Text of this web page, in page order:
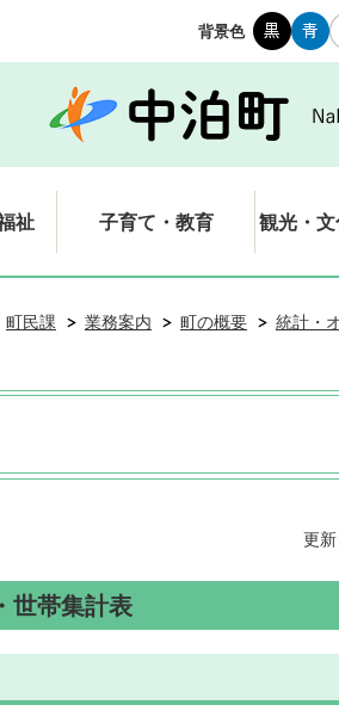
背景色
祉 子育て・教育 観光・
町民課 業務案内 町の概要 統計・
更
世帯集計表